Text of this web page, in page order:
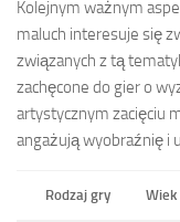
Kolejnym ważnym
maluch interesuje się
związanych z tą
zachęcone do gier o
artystycznym zacięciu
angażują wyobraźnię i
Rodzaj gry Wiek